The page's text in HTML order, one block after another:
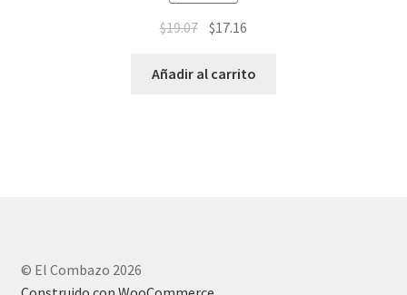
$19.07 $17.16
Añadir al carrito
© El Combazo 2026